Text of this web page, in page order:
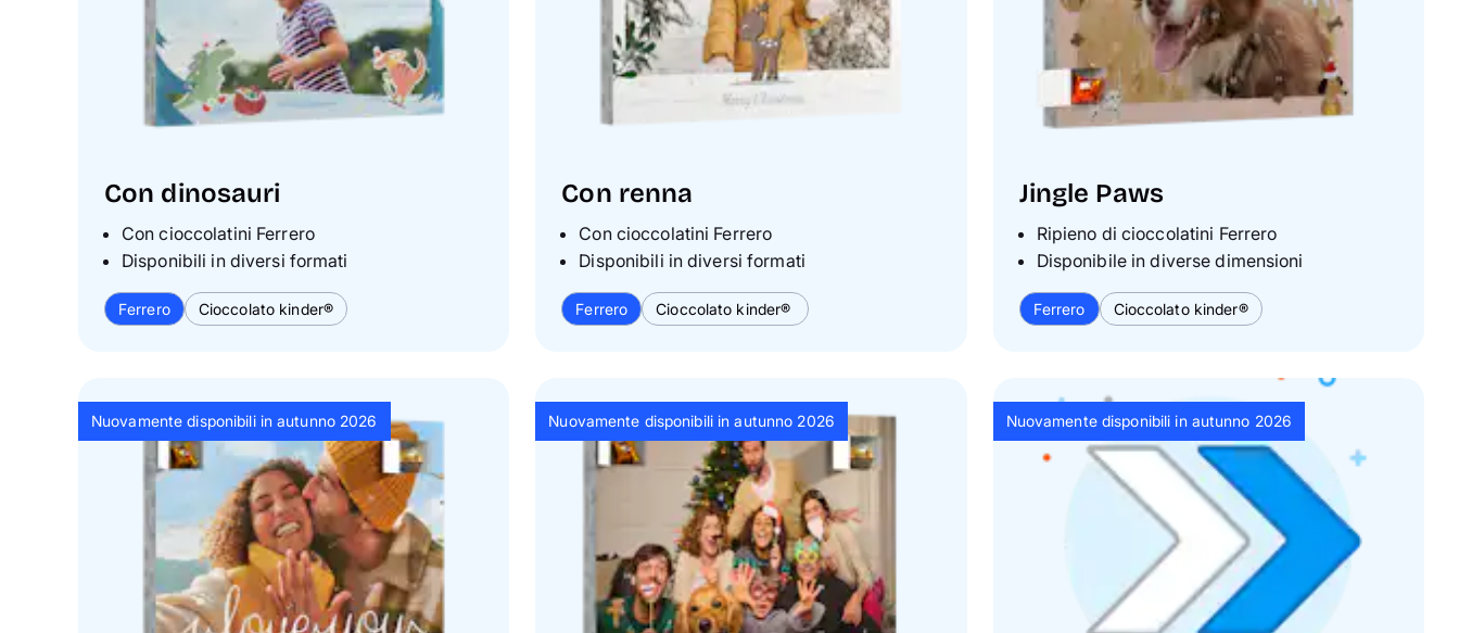
Con dinosauri
Con cioccolatini Ferrero
Disponibili in diversi formati
Ferrero Cioccolato kinder®
Con renna
Con cioccolatini Ferrero
Disponibili in diversi formati
Ferrero Cioccolato kinder®
Jingle Paws
Ripieno di cioccolatini Ferrero
Disponibile in diverse dimensioni
Ferrero Cioccolato kinder®
Nuovamente disponibili in autunno 2026 Nuovamente disponibili in autunno 2026 Nuovamente disponibili in autunno 2026